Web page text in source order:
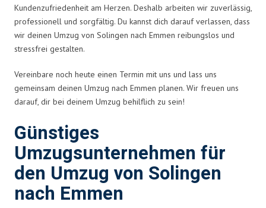
Kundenzufriedenheit am Herzen. Deshalb arbeiten wir zuverlässig,
professionell und sorgfältig. Du kannst dich darauf verlassen, dass
wir deinen Umzug von Solingen nach Emmen reibungslos und
stressfrei gestalten.
Vereinbare noch heute einen Termin mit uns und lass uns
gemeinsam deinen Umzug nach Emmen planen. Wir freuen uns
darauf, dir bei deinem Umzug behilflich zu sein!
Günstiges
Umzugsunternehmen für
den Umzug von Solingen
nach Emmen